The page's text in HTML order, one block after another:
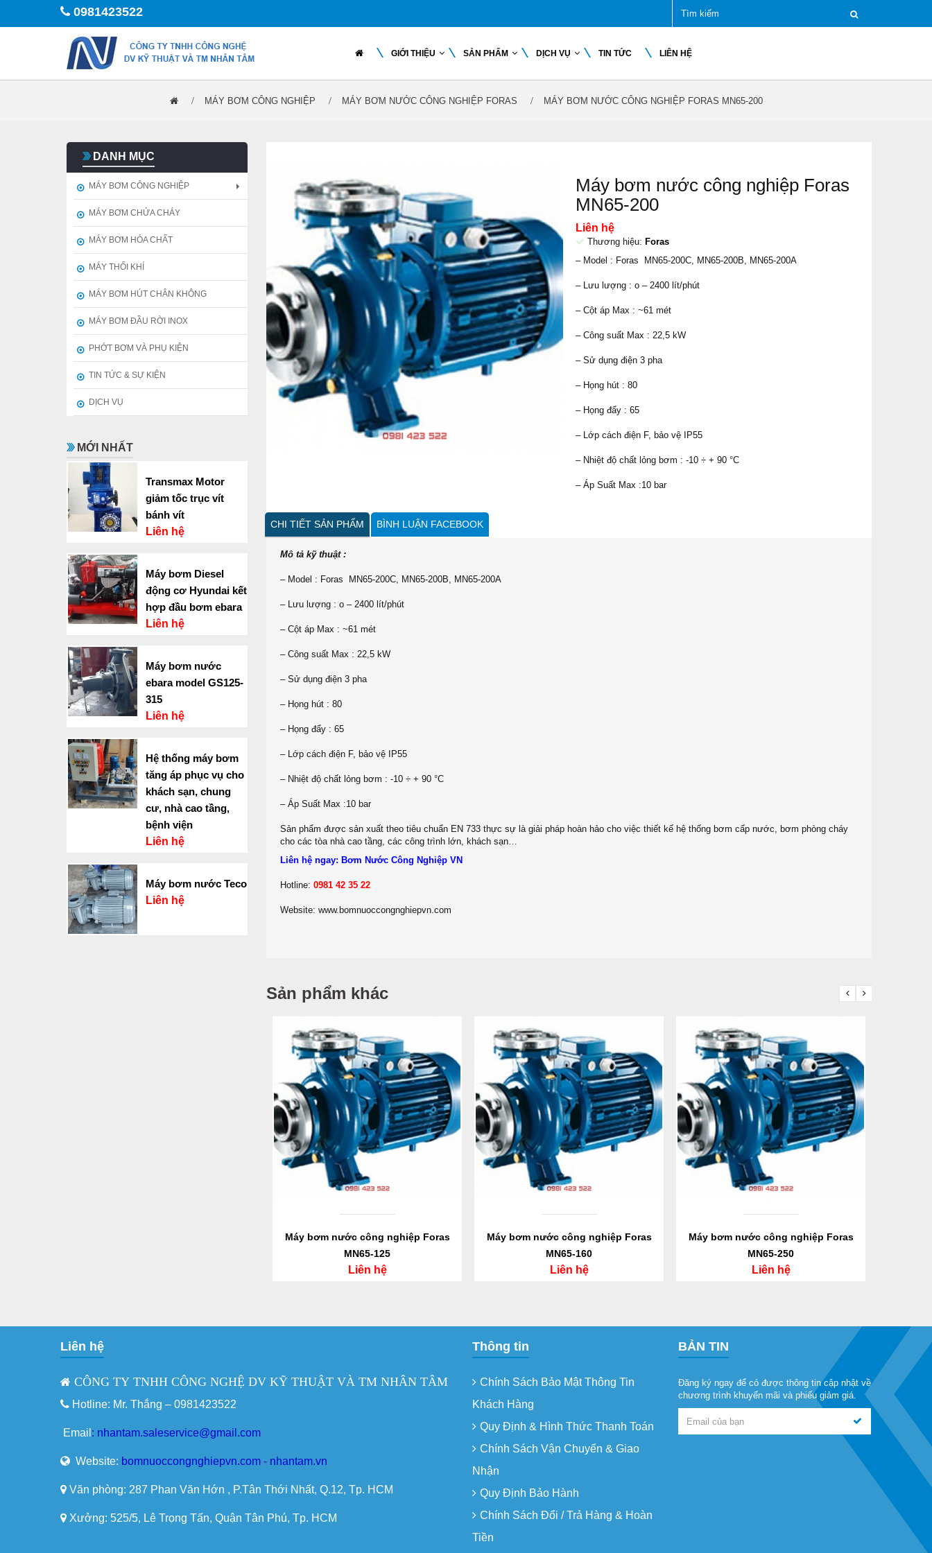
0981423522
GIỚI THIỆU SẢN PHẨM DỊCH VỤ TIN TỨC LIÊN HỆ
MÁY BƠM CÔNG NGHIỆP MÁY BƠM NƯỚC CÔNG NGHIỆP FORAS MÁY BƠM NƯỚC CÔNG NGHIỆP FORAS MN65-200
DANH MỤC
MÁY BƠM CÔNG NGHIỆP
MÁY BƠM CHỬA CHÁY
MÁY BƠM HÓA CHẤT
MÁY THỔI KHÍ
MÁY BƠM HÚT CHÂN KHÔNG
MÁY BƠM ĐẦU RỜI INOX
PHỚT BƠM VÀ PHỤ KIỆN
TIN TỨC & SỰ KIỆN
DỊCH VỤ
MỚI NHẤT
Transmax Motor
giảm tốc trục vít
bánh vít
Liên hệ
Máy bơm Diesel
động cơ Hyundai kết
hợp đầu bơm ebara
Liên hệ
Máy bơm nước
ebara model GS125-
315
Liên hệ
Hệ thống máy bơm
tăng áp phục vụ cho
khách sạn, chung
cư, nhà cao tầng,
bệnh viện
Liên hệ
Máy bơm nước Teco
Liên hệ
Máy bơm nước công nghiệp Foras
MN65-200
Liên hệ
Thương hiệu: Foras
– Model : Foras MN65-200C, MN65-200B, MN65-200A
– Lưu lượng : o – 2400 lít/phút
– Cột áp Max : ~61 mét
– Công suất Max : 22,5 kW
– Sử dụng điện 3 pha
– Họng hút : 80
– Họng đẩy : 65
– Lớp cách điện F, bảo vệ IP55
– Nhiệt độ chất lỏng bơm : -10 ÷ + 90 °C
– Áp Suất Max :10 bar
CHI TIẾT SẢN PHẨM BÌNH LUẬN FACEBOOK
Mô tả kỹ thuật :
– Model : Foras MN65-200C, MN65-200B, MN65-200A
– Lưu lượng : o – 2400 lít/phút
– Cột áp Max : ~61 mét
– Công suất Max : 22,5 kW
– Sử dụng điện 3 pha
– Họng hút : 80
– Họng đẩy : 65
– Lớp cách điện F, bảo vệ IP55
– Nhiệt độ chất lỏng bơm : -10 ÷ + 90 °C
– Áp Suất Max :10 bar
Sản phẩm được sản xuất theo tiêu chuẩn EN 733 thực sự là giải pháp hoàn hảo cho việc thiết kế hệ thống bơm cấp nước, bơm phòng cháy
cho các tòa nhà cao tầng, các công trình lớn, khách sạn…
Liên hệ ngay: Bơm Nước Công Nghiệp VN
Hotline: 0981 42 35 22
Website: www.bomnuoccongnghiepvn.com
Sản phẩm khác
Máy bơm nước công nghiệp Foras
MN65-125
Liên hệ
Máy bơm nước công nghiệp Foras
MN65-160
Liên hệ
Máy bơm nước công nghiệp Foras
MN65-250
Liên hệ
Liên hệ
CÔNG TY TNHH CÔNG NGHỆ DV KỸ THUẬT VÀ TM NHÂN TÂM
Hotline: Mr. Thắng – 0981423522
Email : nhantam.saleservice@gmail.com
Website: bomnuoccongnghiepvn.com - nhantam.vn
Văn phòng: 287 Phan Văn Hớn , P.Tân Thới Nhất, Q.12, Tp. HCM
Xưởng: 525/5, Lê Trọng Tấn, Quận Tân Phú, Tp. HCM
Thông tin
Chính Sách Bảo Mật Thông Tin
Khách Hàng
Quy Định & Hình Thức Thanh Toán
Chính Sách Vận Chuyển & Giao
Nhận
Quy Định Bảo Hành
Chính Sách Đổi / Trả Hàng & Hoàn
Tiền
BẢN TIN
Đăng ký ngay để có được thông tin cập nhật về
chương trình khuyến mãi và phiếu giảm giá.